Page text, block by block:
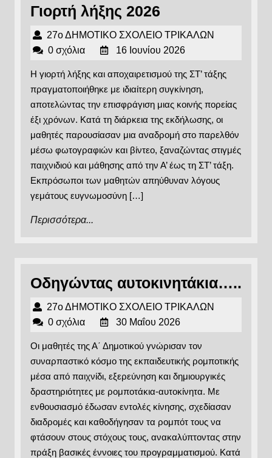
Γιορτή λήξης 2026
λήξης
2026
27ο ΔΗΜΟΤΙΚΟ ΣΧΟΛΕΙΟ ΤΡΙΚΑΛΩΝ
ΤΡΙΚΑΛΩΝ
0 σχόλια 16 Ιουνίου 202616
2026
Η γιορτή λήξης και αποχαιρετισμού της ΣΤ’ τάξης
πραγματοποιήθηκε με ιδιαίτερη συγκίνηση,
αποτελώντας την επισφράγιση μιας κοινής πορείας
έξι χρόνων. Κατά τη διάρκεια της εκδήλωσης, οι
μαθητές παρουσίασαν μια αναδρομή στο παρελθόν
μέσω φωτογραφιών και βίντεο, ξαναζώντας στιγμές
παιχνιδιού και μάθησης από την Α’ έως τη ΣΤ’ τάξη.
Εκπρόσωποι των μαθητών απηύθυναν λόγους
γεμάτους ευγνωμοσύνη […]
Περισσότερα...
Οδηγώντας αυτοκινητάκια…..
27ο ΔΗΜΟΤΙΚΟ ΣΧΟΛΕΙΟ ΤΡΙΚΑΛΩΝ
0 σχόλια 30 Μαΐου 202630
2026
Οι μαθητές της Α΄ Δημοτικού γνώρισαν τον
συναρπαστικό κόσμο της εκπαιδευτικής ρομποτικής
μέσα από παιχνίδι, εξερεύνηση και δημιουργικές
δραστηριότητες με ρομποτάκια-αυτοκίνητα. Με
ενθουσιασμό έδωσαν εντολές κίνησης, σχεδίασαν
διαδρομές και καθοδήγησαν τα ρομπότ τους να
φτάσουν στους στόχους τους, ανακαλύπτοντας στην
πράξη βασικές έννοιες του προγραμματισμού. Κατά